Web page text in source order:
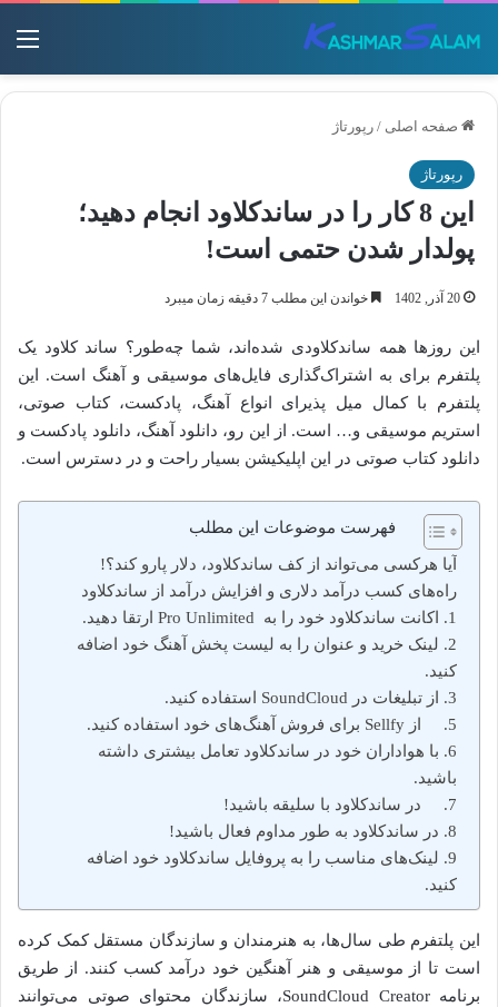
صفحه اصلی / رپورتاژ
رپورتاژ
این 8 کار را در ساندکلاود انجام دهید؛
پولدار شدن حتمی است!
20 آذر, 1402 خواندن این مطلب 7 دقیقه زمان میبرد
این روزها همه ساندکلاودی شده‌اند، شما چه‌طور؟ ساند کلاود یک
پلتفرم برای به اشتراک‌گذاری فایل‌های موسیقی و آهنگ است. این
پلتفرم با کمال میل پذیرای انواع آهنگ، پادکست، کتاب صوتی،
استریم موسیقی و… است. از این رو، دانلود آهنگ، دانلود پادکست و
دانلود کتاب صوتی در این اپلیکیشن بسیار راحت و در دسترس است.
فهرست موضوعات این مطلب
آیا هرکسی می‌تواند از کف ساندکلاود، دلار پارو کند؟!
راه‌های کسب درآمد دلاری و افزایش درآمد از ساندکلاود
1. اکانت ساندکلاود خود را به Pro Unlimited ارتقا دهید.
2. لینک خرید و عنوان را به لیست پخش آهنگ خود اضافه
کنید.
3. از تبلیغات در SoundCloud استفاده کنید.
5. از Sellfy برای فروش آهنگ‌های خود استفاده کنید.
6. با هواداران خود در ساندکلاود تعامل بیشتری داشته
باشید.
7. در ساندکلاود با سلیقه باشید!
8. در ساندکلاود به طور مداوم فعال باشید!
9. لینک‌های مناسب را به پروفایل ساندکلاود خود اضافه
کنید.
این پلتفرم طی سال‌ها، به هنرمندان و سازندگان مستقل کمک کرده
است تا از موسیقی و هنر آهنگین خود درآمد کسب کنند. از طریق
برنامه SoundCloud Creator، سازندگان محتوای صوتی می‌توانند